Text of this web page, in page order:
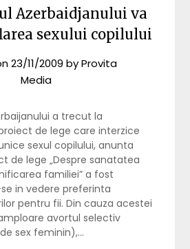
Azerbaidjanului va
sexului copilului
23/11/2009 byProvita
Media
a trecut la
de lege care interzice
sexul copilului, anunta
de lege „Despre sanatatea
familiei” a fost
in vedere preferinta
pentru fii. Din cauza acestei
avortul selectiv
sex feminin),…